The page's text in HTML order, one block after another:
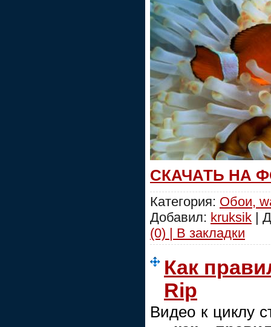
СКАЧАТЬ НА
Категория: Обои,
Добавил: kruksik |
(0) | В закладки
Как
Rip
Видео к циклу